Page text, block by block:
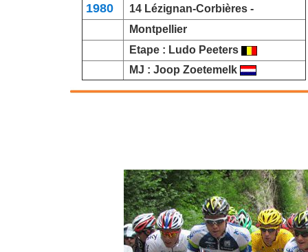
1980
14 Lézignan-Corbières -
Montpellier
Etape : Ludo Peeters
MJ : Joop Zoetemelk